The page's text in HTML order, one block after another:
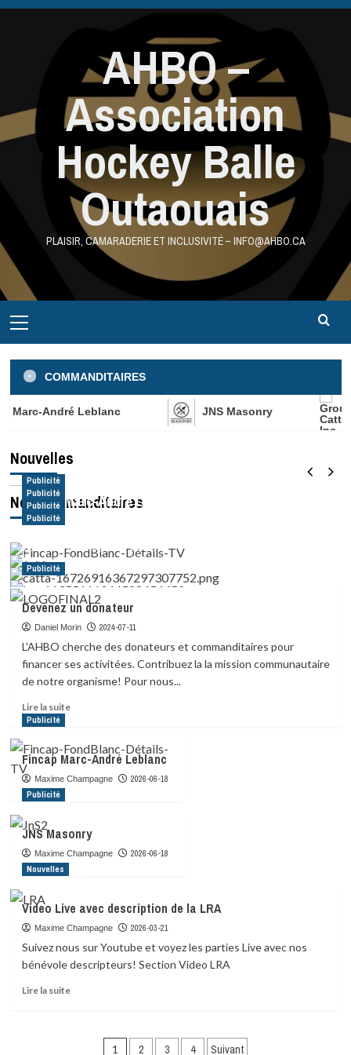
Aller
AHBO –
Association
Hockey Balle
Outaouais
PLAISIR, CAMARADERIE ET INCLUSIVITÉ – INFO@AHBO.CA
Menu
COMMANDITAIRES
Marc-André Leblanc JNS Masonry
Nouvelles
Maxime Champagne
Nos commanditaires
Publicité
Fincap Marc-André Leblanc
Maxime Champagne
Publicité
JNS Masonry
Publicité
Groupe Catta Inc.
Maxime Champagne 2025-04-27
Publicité
Maxime Champagne 2025-04-27
Publicité
Devenez un donateur
Daniel Morin 2024-07-11
L'AHBO cherche des donateurs et commanditaires pour
financer ses activitées. Contribuez la la mission communautaire
de notre organisme! Pour nous...
Lire la suiteEn
sur
Devenez
un
Publicité
Fincap Marc-André Leblanc
Maxime Champagne
2026-06-18
Publicité
JNS Masonry
Maxime Champagne
2026-06-18
Nouvelles
Video Live avec description de la LRA
Maxime Champagne 2026-03-21
Suivez nous sur Youtube et voyez les parties Live avec nos
bénévole descripteurs! Section Video LRA
Lire la suiteEn
1 2 3 4 Suivant